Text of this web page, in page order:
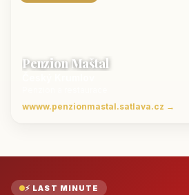
Penzion Maštal
wwww.penzionmastal.satlava.cz →
⚡ LAST MINUTE